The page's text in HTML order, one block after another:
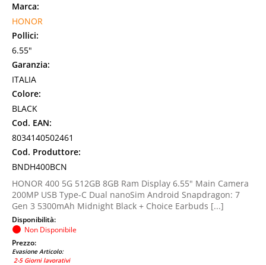
Marca:
HONOR
Pollici:
6.55"
Garanzia:
ITALIA
Colore:
BLACK
Cod. EAN:
8034140502461
Cod. Produttore:
BNDH400BCN
HONOR 400 5G 512GB 8GB Ram Display 6.55" Main Camera
200MP USB Type-C Dual nanoSim Android Snapdragon: 7
Gen 3 5300mAh Midnight Black + Choice Earbuds [...]
Disponibilità:
Non Disponibile
Prezzo:
Evasione Articolo:
2-5 Giorni lavorativi